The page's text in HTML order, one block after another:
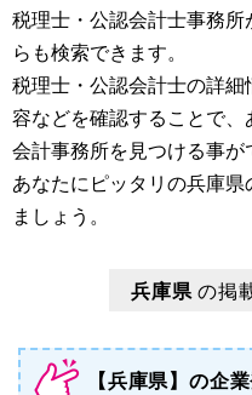
税理士・公認会計士事務
らも検索できます。
税理士・公認会計士の詳
容などを確認することで、
会計事務所を見つける事が
あなたにピッタリの兵庫
ましょう。
兵庫県 の掲
【兵庫県】の企